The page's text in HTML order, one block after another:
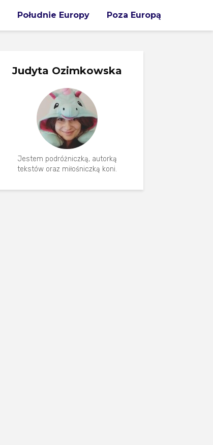
Południe Europy Poza Europą
Judyta Ozimkowska
Jestem podróżniczką, autorką
tekstów oraz miłośniczką koni.